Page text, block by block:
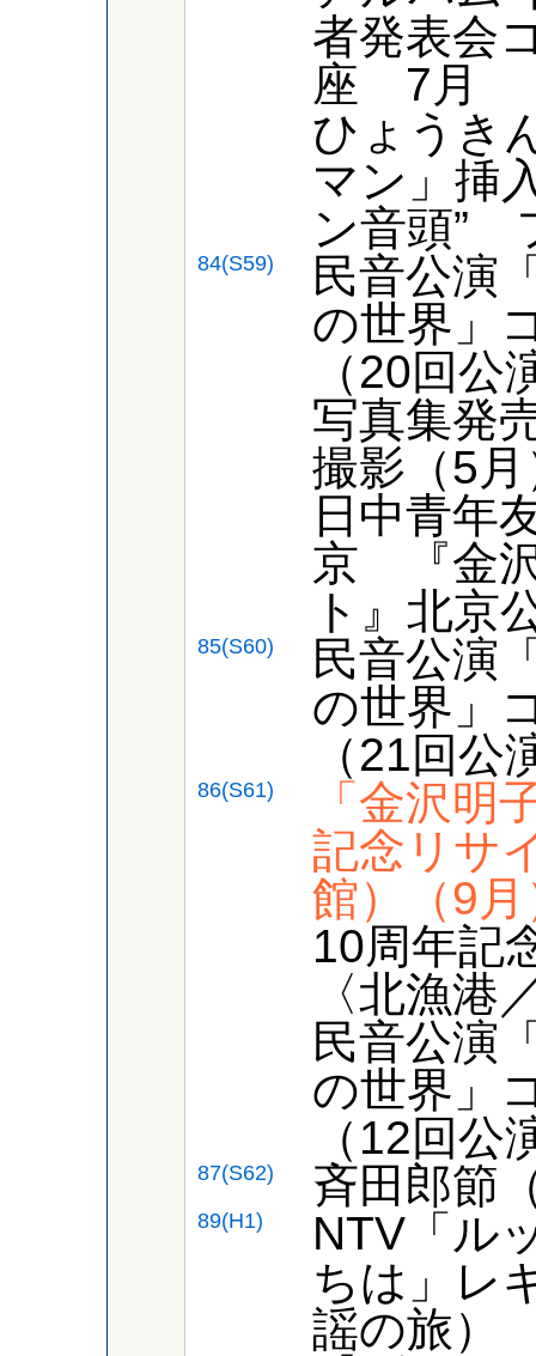
者発表会
座 7月
ひょうき
マン」挿
ン音頭”
84(S59)
民音公演
の世界」
（20回公
写真集発
撮影（5月
日中青年
京 『金
ト』北
85(S60)
民音公演
の世界」
（21回公
86(S61)
「金沢明
記念リサ
館）（9月
10周年記
〈北漁港
民音公演
の世界」
（12回公
87(S62) 斉田郎節
89(H1)
NTV「ル
ちは」レ
謡の旅）